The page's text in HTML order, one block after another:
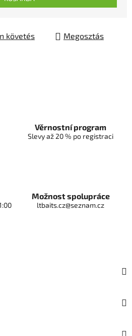
követés Megosztás
Věrnostní program
Slevy až 20 % po registraci
Možnost spolupráce
ltbaits.cz@seznam.cz